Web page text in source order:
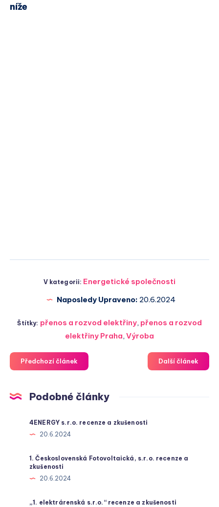
níže
V kategorii: Energetické společnosti
Naposledy Upraveno: 20.6.2024
Štítky: přenos a rozvod elektřiny, přenos a rozvod
elektřiny Praha, Výroba
Předchozí článek Další článek
Podobné články
4ENERGY s.r.o. recenze a zkušenosti
20.6.2024
1. Československá Fotovoltaická, s.r.o. recenze a
zkušenosti
20.6.2024
„1. elektrárenská s.r.o.“ recenze a zkušenosti